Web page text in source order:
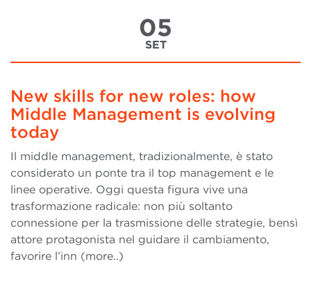
05
SET
New skills for new roles: how
Middle Management is evolving
today
Il middle management, tradizionalmente, è stato
considerato un ponte tra il top management e le
linee operative. Oggi questa figura vive una
trasformazione radicale: non più soltanto
connessione per la trasmissione delle strategie, bensì
attore protagonista nel guidare il cambiamento,
favorire l’inn (more..)